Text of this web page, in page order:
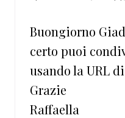
Buongiorno
certo puoi
usando la URL
Grazie
Raffaella